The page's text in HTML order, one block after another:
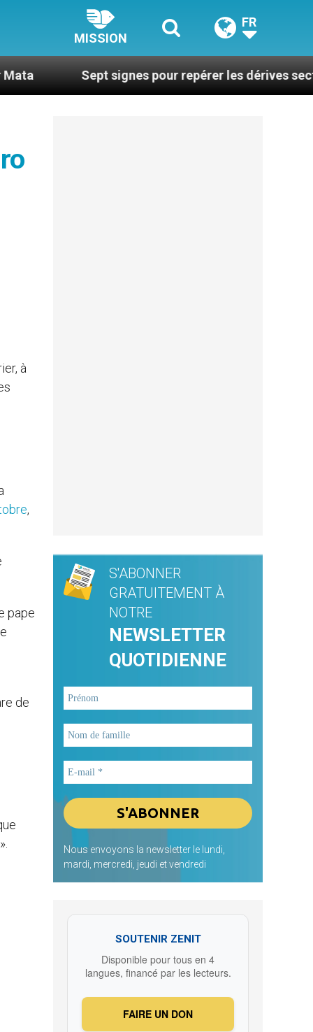
MISSION
FR
Sept signes pour repérer les dérives sectaires du
à
,
pape
de
S'ABONNER
GRATUITEMENT À
NOTRE
NEWSLETTER
QUOTIDIENNE
Nous envoyons la newsletter le lundi,
mardi, mercredi, jeudi et vendredi
SOUTENIR ZENIT
Disponible pour tous en 4
langues, financé par les lecteurs.
FAIRE UN DON